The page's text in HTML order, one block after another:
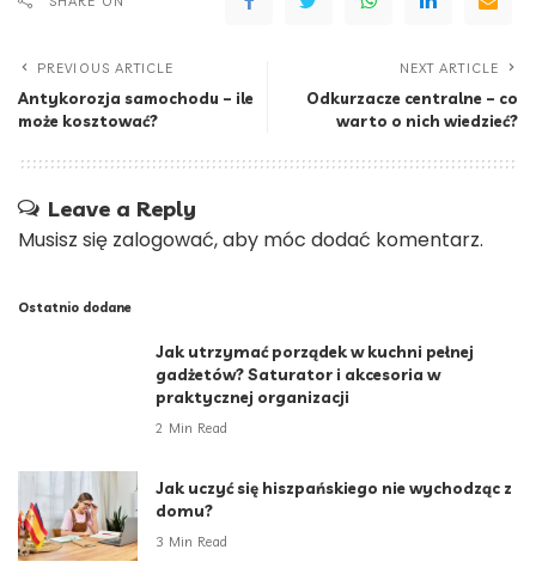
PREVIOUS ARTICLE
Antykorozja samochodu – ile
może kosztować?
NEXT ARTICLE
Odkurzacze centralne – co
warto o nich wiedzieć?
Leave a Reply
Musisz się zalogować, aby móc dodać komentarz.
Ostatnio dodane
Jak utrzymać porządek w kuchni pełnej
gadżetów? Saturator i akcesoria w
praktycznej organizacji
2 Min Read
Jak uczyć się hiszpańskiego nie wychodząc z
domu?
3 Min Read